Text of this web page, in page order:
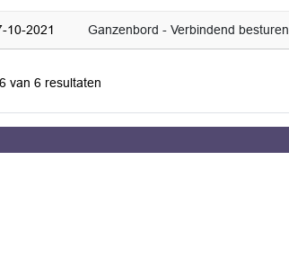
10-2021 Ganzenbord - Verbindend besturen
van 6 resultaten